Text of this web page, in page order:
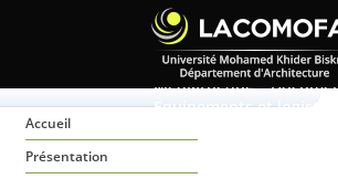
Accueil
Présentation
Equipes de recherche
Médiathèque
Equipements et
Accueil
Présentation